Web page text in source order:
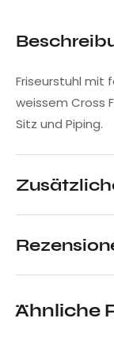
Friseurstuhl mit
weissem Cross
Sitz und Piping.
Ähnliche